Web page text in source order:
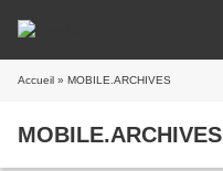
Accueil » MOBILE.ARCHIVES
MOBILE.ARCHIVES